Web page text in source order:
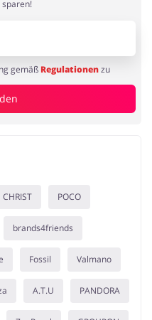
gemäß Regulationenzu
CHRIST POCO
brands4friends
Fossil Valmano
A.T.U PANDORA